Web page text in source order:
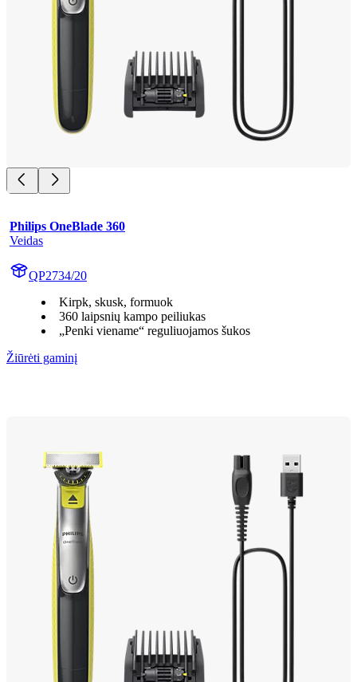
Philips OneBlade 360
Veidas
QP2734/20
Kirpk, skusk, formuok
360 laipsnių kampo peiliukas
„Penki viename“ reguliuojamos šukos
Žiūrėti gaminį